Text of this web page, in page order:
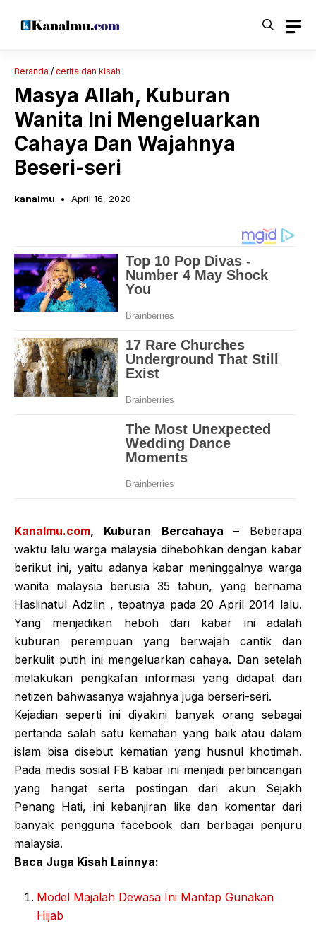
Beranda / cerita dan kisah
Masya Allah, Kuburan
Wanita Ini Mengeluarkan
Cahaya Dan Wajahnya
Beseri-seri
kanalmu April 16, 2020
Kanalmu.com, Kuburan Bercahaya – Beberapa
waktu lalu warga malaysia dihebohkan dengan kabar
berikut ini, yaitu adanya kabar meninggalnya warga
wanita malaysia berusia 35 tahun, yang bernama
Haslinatul Adzlin , tepatnya pada 20 April 2014 lalu.
Yang menjadikan heboh dari kabar ini adalah
kuburan perempuan yang berwajah cantik dan
berkulit putih ini mengeluarkan cahaya. Dan setelah
melakukan pengkafan informasi yang didapat dari
netizen bahwasanya wajahnya juga berseri-seri.
Kejadian seperti ini diyakini banyak orang sebagai
pertanda salah satu kematian yang baik atau dalam
islam bisa disebut kematian yang husnul khotimah.
Pada medis sosial FB kabar ini menjadi perbincangan
yang hangat serta postingan dari akun Sejakh
Penang Hati, ini kebanjiran like dan komentar dari
banyak pengguna facebook dari berbagai penjuru
malaysia.
Baca Juga Kisah Lainnya:
Model Majalah Dewasa Ini Mantap Gunakan
Hijab